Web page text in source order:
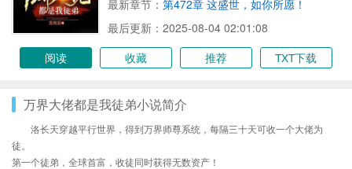
最新章节： 第472章 这盛世，如你所愿！
最后更新：2025-08-04 02:01:08
阅读
收藏 推荐 TXT下载
万界大佬都是我徒弟小说简介
洛长天穿越平行世界，得到万界师尊系统，每隔三十天可收一个大佬为
徒。
第一个徒弟，全球首富，收徒同时获得无数资产！